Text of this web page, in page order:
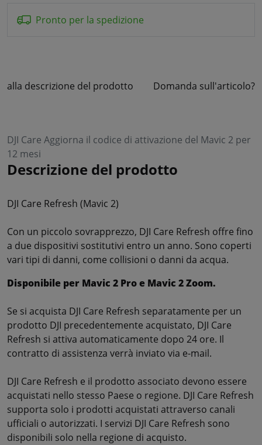
Pronto per la spedizione
alla descrizione del prodotto Domanda sull'articolo?
DJI Care Aggiorna il codice di attivazione del Mavic 2 per
12 mesi
Descrizione del prodotto
DJI Care Refresh (Mavic 2)
Con un piccolo sovrapprezzo, DJI Care Refresh offre fino
a due dispositivi sostitutivi entro un anno. Sono coperti
vari tipi di danni, come collisioni o danni da acqua.
Disponibile per Mavic 2 Pro e Mavic 2 Zoom.
Se si acquista DJI Care Refresh separatamente per un
prodotto DJI precedentemente acquistato, DJI Care
Refresh si attiva automaticamente dopo 24 ore. Il
contratto di assistenza verrà inviato via e-mail.
DJI Care Refresh e il prodotto associato devono essere
acquistati nello stesso Paese o regione. DJI Care Refresh
supporta solo i prodotti acquistati attraverso canali
ufficiali o autorizzati. I servizi DJI Care Refresh sono
disponibili solo nella regione di acquisto.